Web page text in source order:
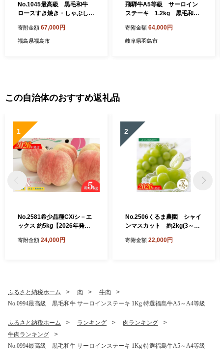
No.1045最高級 黒毛和牛
ロースすき焼き・しゃぶしゃ
A4等級
寄附金額 67,000円
福島県福島市
飛騨牛A5等級 サーロイン
ステーキ 1.2kg 黒毛和牛
【1754703】
寄附金額 64,000円
岐阜県羽島市
この自治体のおすすめ返礼品
1
No.2581希少品種CX/シ－エ
ックス 約5kg【2026年発
寄附金額 24,000円
2
No.2506くるま農園 シャイ
ンマスカット 約2kg(3～5
約】
寄附金額 22,000円
ふるさと納税ホーム 肉
牛肉
No.0994最高級 黒毛和牛 サーロインステーキ 1Kg 特選福島牛A5～A4等級
ふるさと納税ホーム ランキング
肉ランキング
牛肉ランキング
No.0994最高級 黒毛和牛 サーロインステーキ 1Kg 特選福島牛A5～A4等級